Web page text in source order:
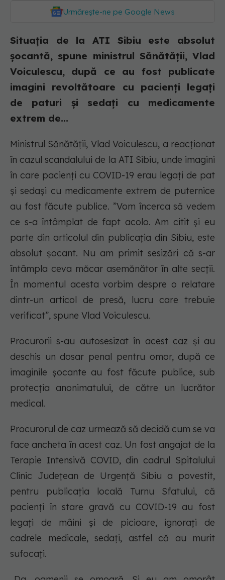
Urmărește-ne pe Google News
Situația de la ATI Sibiu este absolut
șocantă, spune ministrul Sănătății, Vlad
Voiculescu, după ce au fost publicate
imagini revoltătoare cu pacienți legați
de paturi și sedați cu medicamente
extrem de...
Ministrul Sănătății, Vlad Voiculescu, a reacționat
în cazul scandalului de la ATI Sibiu, unde imagini
în care pacienți cu COVID-19 erau legați de pat
și sedași cu medicamente extrem de puternice
au fost făcute publice. ”Vom încerca să vedem
ce s-a întâmplat de fapt acolo. Am citit şi eu
parte din articolul din publicaţia din Sibiu, este
absolut şocant. Nu am primit sesizări că s-ar
întâmpla ceva măcar asemănător în alte secţii.
În momentul acesta vorbim despre o relatare
dintr-un articol de presă, lucru care trebuie
verificat”, spune Vlad Voiculescu.
Procurorii s-au autosesizat în acest caz și au
deschis un dosar penal pentru omor, după ce
imaginile șocante au fost făcute publice, sub
protecția anonimatului, de către un lucrător
medical.
Procurorul de caz urmează să decidă cum se va
face ancheta în acest caz. Un fost angajat de la
Terapie Intensivă COVID, din cadrul Spitalului
Clinic Județean de Urgență Sibiu a povestit,
pentru publicația locală Turnu Sfatului, că
pacienți în stare gravă cu COVID-19 au fost
legați de mâini și de picioare, ignorați de
cadrele medicale, sedați, astfel că au murit
sufocați.